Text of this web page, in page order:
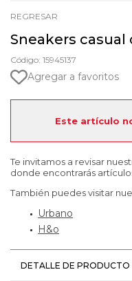
REGRESAR
Sneakers casual
Código: 15945137
Agregar a favoritos
Este artículo
Te invitamos a revisar
donde encontrarás
También puedes visitar
Urbano
H&o
DETALLE DE PRODUCTO